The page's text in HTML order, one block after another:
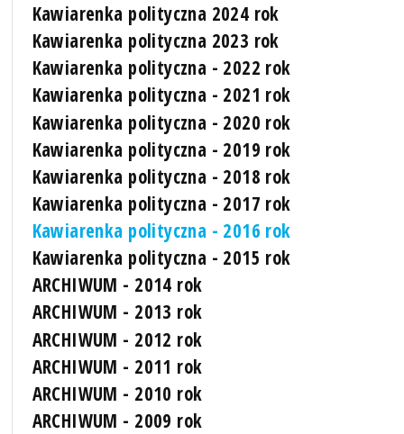
Kawiarenka polityczna 2024 rok
Kawiarenka polityczna 2023 rok
Kawiarenka polityczna - 2022 rok
Kawiarenka polityczna - 2021 rok
Kawiarenka polityczna - 2020 rok
Kawiarenka polityczna - 2019 rok
Kawiarenka polityczna - 2018 rok
Kawiarenka polityczna - 2017 rok
Kawiarenka polityczna - 2016 rok
Kawiarenka polityczna - 2015 rok
ARCHIWUM - 2014 rok
ARCHIWUM - 2013 rok
ARCHIWUM - 2012 rok
ARCHIWUM - 2011 rok
ARCHIWUM - 2010 rok
ARCHIWUM - 2009 rok